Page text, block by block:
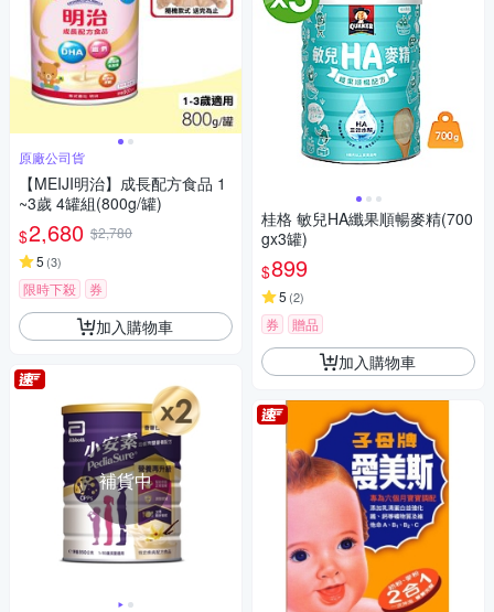
原廠公司貨
【MEIJI明治】成長配方食品 1
~3歲 4罐組(800g/罐)
$2,680 $2,780
5 (3)
限時下殺 券
加入購物車
補貨中
桂格 敏兒HA纖果順暢麥精(700
gx3罐)
$899
5 (2)
券 贈品
加入購物車